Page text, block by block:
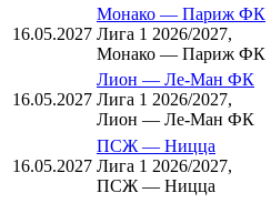
16.05.2027
Монако — Париж ФК
Лига 1 2026/2027,
Монако — Париж ФК
16.05.2027
Лион — Ле-Ман ФК
Лига 1 2026/2027,
Лион — Ле-Ман ФК
16.05.2027
ПСЖ — Ницца
Лига 1 2026/2027,
ПСЖ — Ницца